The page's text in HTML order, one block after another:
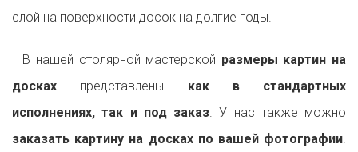
слой на поверхности досок на долгие годы.
В нашей столярной мастерской размеры картин на
досках представлены как в стандартных
исполнениях, так и под заказ. У нас также можно
заказать картину на досках по вашей фотографии.